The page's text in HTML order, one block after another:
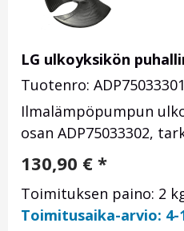
LG ulkoyksikön
Tuotenro: ADP75033301
Ilmalämpöpumpun
osan ADP75033302,
130,90 € *
Toimituksen paino: 2
Toimitusaika-arvio: 4-